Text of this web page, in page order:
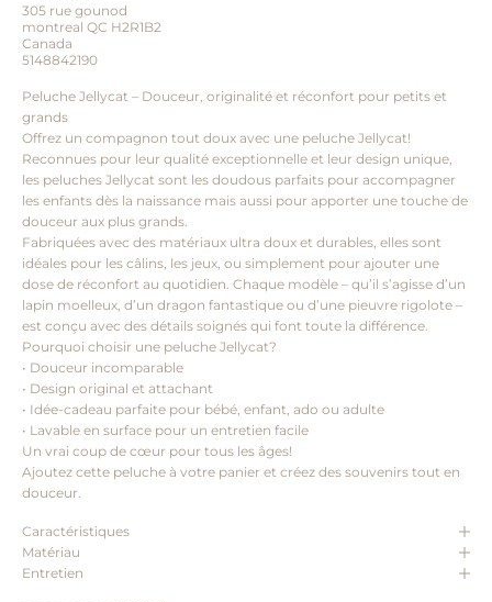
305 rue gounod
montreal QC H2R1B2
Canada
5148842190
Peluche Jellycat – Douceur, originalité et réconfort pour petits et
grands
Offrez un compagnon tout doux avec une peluche Jellycat!
Reconnues pour leur qualité exceptionnelle et leur design unique,
les peluches Jellycat sont les doudous parfaits pour accompagner
les enfants dès la naissance mais aussi pour apporter une touche de
douceur aux plus grands.
Fabriquées avec des matériaux ultra doux et durables, elles sont
idéales pour les câlins, les jeux, ou simplement pour ajouter une
dose de réconfort au quotidien. Chaque modèle – qu’il s’agisse d’un
lapin moelleux, d’un dragon fantastique ou d’une pieuvre rigolote –
est conçu avec des détails soignés qui font toute la différence.
Pourquoi choisir une peluche Jellycat?
• Douceur incomparable
• Design original et attachant
• Idée-cadeau parfaite pour bébé, enfant, ado ou adulte
• Lavable en surface pour un entretien facile
Un vrai coup de cœur pour tous les âges!
Ajoutez cette peluche à votre panier et créez des souvenirs tout en
douceur.
Caractéristiques
Matériau
Entretien